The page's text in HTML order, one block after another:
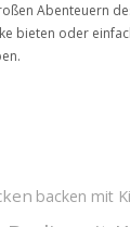
Abenteuern
bieten oder
backen mit